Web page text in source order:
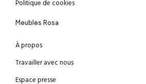
Politique de cookies
Meubles Rosa
À propos
Travailler avec nous
Espace presse